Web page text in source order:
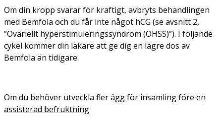
Om din kropp svarar för kraftigt, avbryts behandlingen
med Bemfola och du får inte något hCG (se avsnitt 2,
”Ovariellt hyperstimuleringssyndrom (OHSS)”). I följande
cykel kommer din läkare att ge dig en lägre dos av
Bemfola än tidigare.
Om du behöver utveckla fler ägg för insamling före en
assisterad befruktning